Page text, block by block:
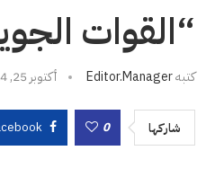
“القوات
كتبهEditor.manager أكتوبر 25, 2024
شاركها 0